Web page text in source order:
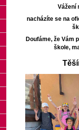
Vážení
nacházíte se na
Doufáme, že Vám
škole,